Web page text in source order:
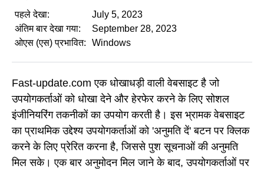
पहले देखा:
July 5, 2023
अंतिम बार देखा गया:
September 28, 2023
ओएस (एस) प्रभावित:
Windows
Fast-update.com एक धोखाधड़ी वाली वेबसाइट है जो
उपयोगकर्ताओं को धोखा देने और हेरफेर करने के लिए सोशल
इंजीनियरिंग तकनीकों का उपयोग करती है। इस भ्रामक वेबसाइट
का प्राथमिक उद्देश्य उपयोगकर्ताओं को 'अनुमति दें' बटन पर क्लिक
करने के लिए प्रेरित करना है, जिससे पुश सूचनाओं की अनुमति
मिल सके। एक बार अनुमोदन मिल जाने के बाद, उपयोगकर्ताओं पर